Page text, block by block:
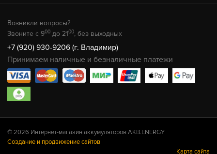
Возникли вопросы?
Звоните с 900 до 2100, без выходных
+7 (920) 930-9206 (г. Владимир)
Принимаем наличные и безналичные платежи
© 2026 Интернет-магазин аккумуляторов AKB.ENERGY
Создание и продвижение сайтов
Карта сайта